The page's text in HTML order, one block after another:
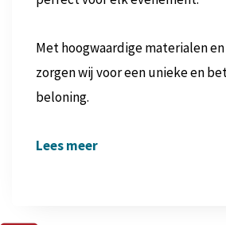
Met hoogwaardige materialen
zorgen wij voor een unieke en
beloning.
Lees meer